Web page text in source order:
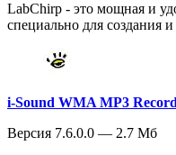
LabChirp - это мощная и
специально для создания
i-Sound WMA MP3
Версия 7.6.0.0 — 2.7 Мб